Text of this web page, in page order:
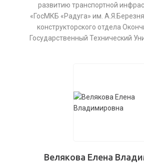
развитию транспортной
«ГосМКБ «Радуга» им.
конструкторского отдела
Государственный Технический
Велякова Елена